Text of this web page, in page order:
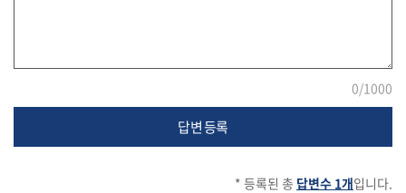
동
0/1000
답변 등록
* 등록된 총 답변수 1개입니다.